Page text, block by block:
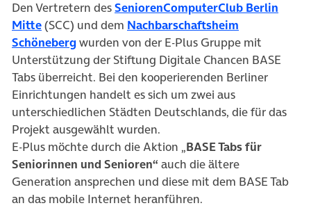
Den Vertretern desSeniorenComputerClub Berlin
Mitte(SCC) und dem Nachbarschaftsheim
Schönebergwurden von der E-Plus Gruppe mit
Unterstützung der Stiftung Digitale Chancen BASE
Tabs überreicht. Bei den kooperierenden Berliner
Einrichtungen handelt es sich um zwei aus
unterschiedlichen Städten Deutschlands, die für das
Projekt ausgewählt wurden.
E-Plus möchte durch die Aktion „BASE Tabs für
Seniorinnen und Senioren“ auch die ältere
Generation ansprechen und diese mit dem BASE Tab
an das mobile Internet heranführen.